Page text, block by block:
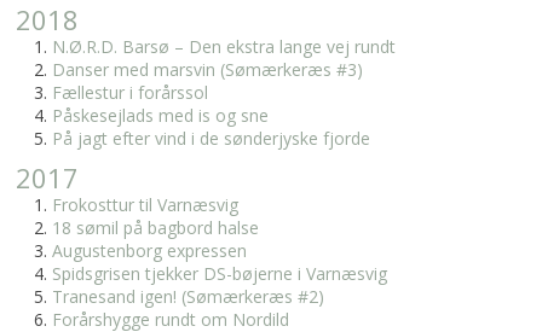
2018
N.Ø.R.D. Barsø – Den ekstra lange vej rundt
Danser med marsvin (Sømærkeræs #3)
Fællestur i forårssol
Påskesejlads med is og sne
På jagt efter vind i de sønderjyske fjorde
2017
Frokosttur til Varnæsvig
18 sømil på bagbord halse
Augustenborg expressen
Spidsgrisen tjekker DS-bøjerne i Varnæsvig
Tranesand igen! (Sømærkeræs #2)
Forårshygge rundt om Nordild